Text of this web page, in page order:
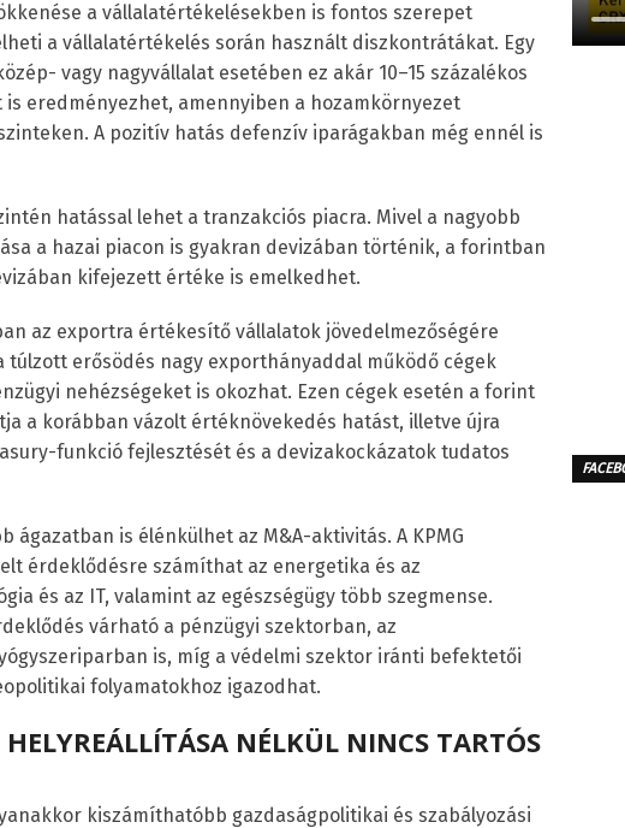
a vállalatértékelésekben is fontos szerepet
a vállalatértékelés során használt diszkontrátákat. Egy
vagy nagyvállalat esetében ez akár 10–15 százalékos
eredményezhet, amennyiben a hozamkörnyezet
A pozitív hatás defenzív iparágakban még ennél is
hatással lehet a tranzakciós piacra. Mivel a nagyobb
a hazai piacon is gyakran devizában történik, a forintban
kifejezett értéke is emelkedhet.
az exportra értékesítő vállalatok jövedelmezőségére
túlzott erősödés nagy exporthányaddal működő cégek
nehézségeket is okozhat. Ezen cégek esetén a forint
a korábban vázolt értéknövekedés hatást, illetve újra
funkció fejlesztését és a devizakockázatok tudatos
ágazatban is élénkülhet az M&A-aktivitás. A KPMG
érdeklődésre számíthat az energetika és az
és az IT, valamint az egészségügy több szegmense.
várható a pénzügyi szektorban, az
is, míg a védelmi szektor iránti befektetői
folyamatokhoz igazodhat.
NÉLKÜL NINCS TARTÓS
kiszámíthatóbb gazdaságpolitikai és szabályozási